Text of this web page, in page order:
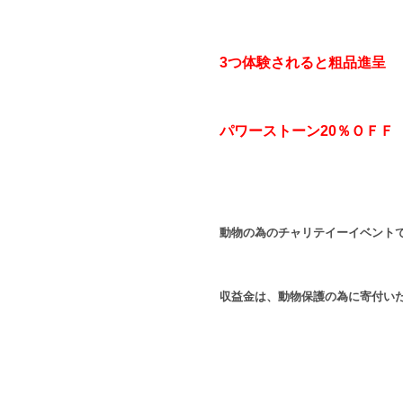
3つ体験されると粗品進呈
パワーストーン20％ＯＦＦ
動物の為のチャリテイーイベント
収益金は、動物保護の為に寄付い